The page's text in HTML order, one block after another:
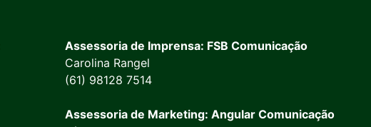
Assessoria de Imprensa: FSB Comunicação
Carolina Rangel
(61) 98128 7514
Assessoria de Marketing: Angular Comunicação